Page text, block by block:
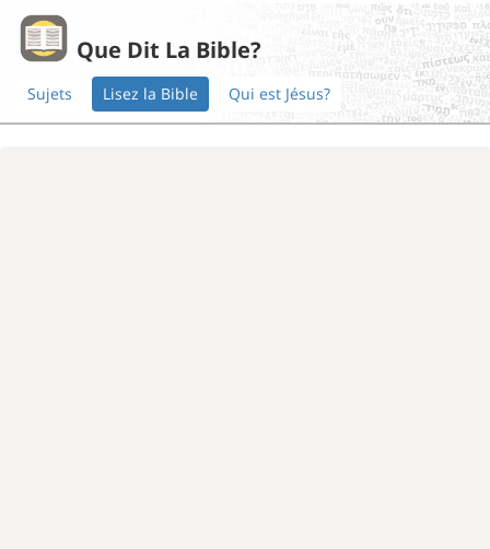
Que Dit La Bible?
Sujets Lisez la Bible Qui est Jésus?